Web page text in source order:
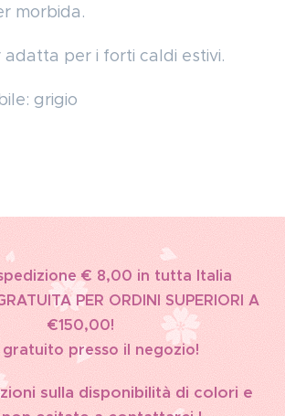
morbida.
adatta per i forti caldi estivi.
grigio
€ 8,00 in tutta Italia
PER ORDINI SUPERIORI A
€150,00!
presso il negozio!
sulla disponibilità di colori e